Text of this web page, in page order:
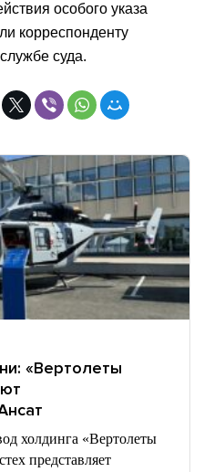
особого указа
корреспонденту
суда.
«Вертолеты
холдинга «Вертолеты
представляет